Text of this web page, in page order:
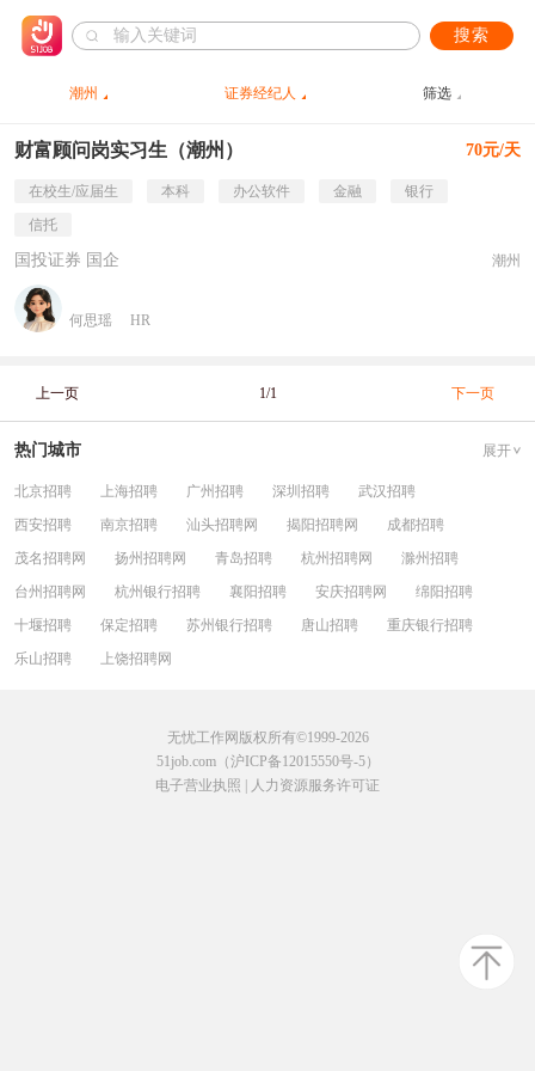
搜索
潮州 证券经纪人 筛选
财富顾问岗实习生（潮州） 70元/天
在校生/应届生 本科 办公软件 金融
银行
信托
国投证券 国企 潮州
何思瑶 HR
上一页 1/1 下一页
热门城市 展开
北京招聘 上海招聘 广州招聘 深圳招聘
武汉招聘
西安招聘
南京招聘 汕头招聘网 揭阳招聘网
成都招聘
茂名招聘网
扬州招聘网 青岛招聘 杭州招聘网
滁州招聘
台州招聘网
杭州银行招聘 襄阳招聘 安庆招聘网
绵阳招聘
十堰招聘
保定招聘 苏州银行招聘 唐山招聘
重庆银行招聘
乐山招聘
上饶招聘网
无忧工作网版权所有©1999-2026
51job.com（沪ICP备12015550号-5）
电子营业执照
人力资源服务许可证